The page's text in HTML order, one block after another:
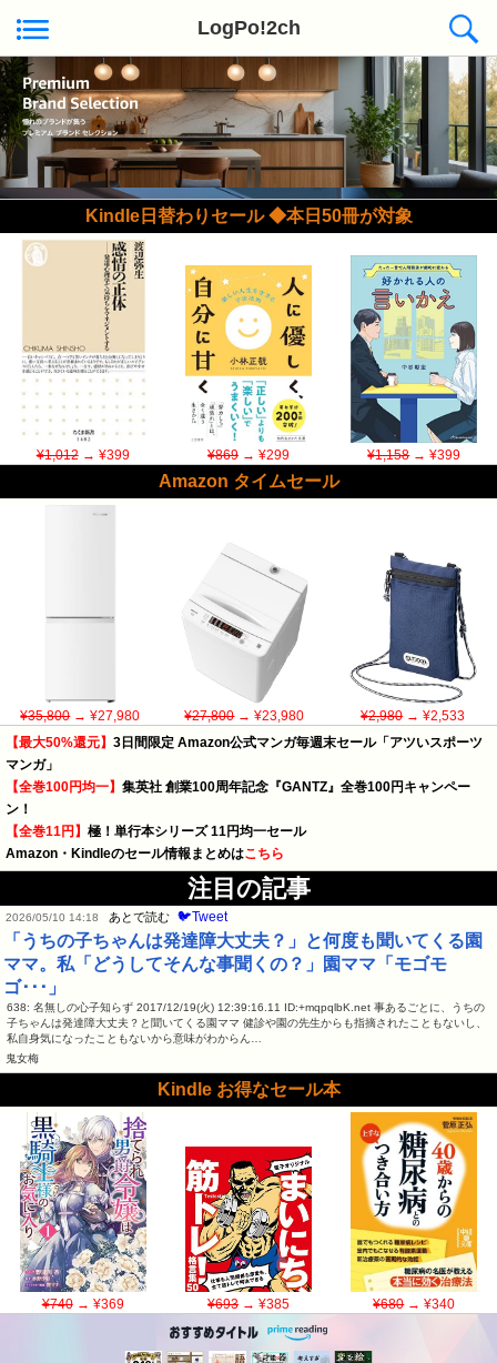
LogPo!2ch
Kindle日替わりセール ◆本日50冊が対象
¥1,012→ ¥399 ¥869→ ¥299 ¥1,158→ ¥399
Amazon タイムセール
¥35,800→ ¥27,980 ¥27,800→ ¥23,980 ¥2,980→ ¥2,533
【最大50%還元】 3日間限定 Amazon公式マンガ毎週末セール「アツいスポーツ
マンガ」
【全巻100円均一】 集英社 創業100周年記念『GANTZ』全巻100円キャンペー
ン！
【全巻11円】 極！単行本シリーズ 11円均一セール
Amazon・Kindleのセール情報まとめはこちら
注目の記事
2026/05/10 14:18 あとで読む 🐦Tweet
「うちの子ちゃんは発達障大丈夫？」と何度も聞いてくる園
ママ。私「どうしてそんな事聞くの？」園ママ「モゴモ
ゴ･･･」
638: 名無しの心子知らず 2017/12/19(火) 12:39:16.11 ID:+mqpqlbK.net 事あるごとに、うちの
子ちゃんは発達障大丈夫？と聞いてくる園ママ 健診や園の先生からも指摘されたこともないし、
私自身気になったこともないから意味がわからん…
鬼女梅
Kindle お得なセール本
¥740→ ¥369 ¥693→ ¥385 ¥680→ ¥340